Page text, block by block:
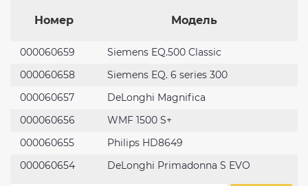
Номер Модель
000060659 Siemens EQ.500 Classic
000060658
Siemens EQ. 6 series 300
000060657
DeLonghi Magnifica
000060656
WMF 1500 S+
000060655
Philips HD8649
000060654
DeLonghi Primadonna S EVO